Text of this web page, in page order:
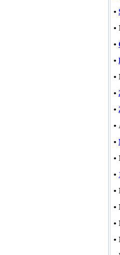
•
•
•
•
•
•
•
•
•
•
•
•
•
•
•